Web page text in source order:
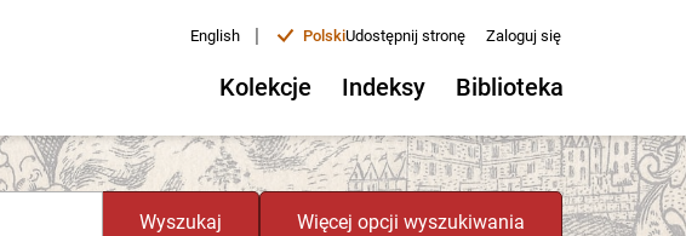
English | PolskiUdostępnij stronę Zaloguj się
Kolekcje Indeksy Biblioteka
Wyszukaj Więcej opcji wyszukiwania